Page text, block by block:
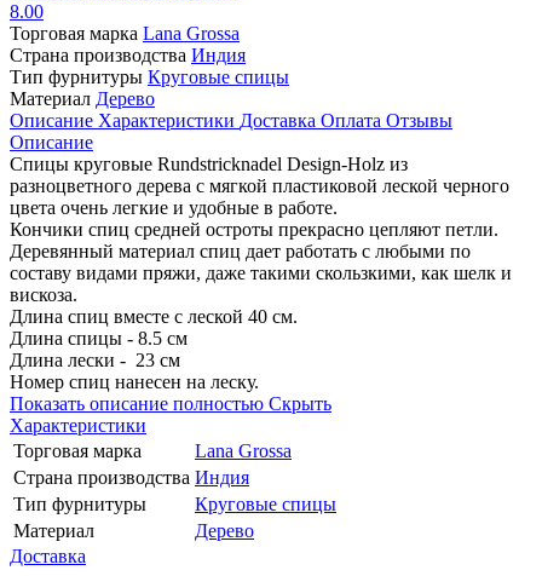
8.00
Торговая марка Lana Grossa
Страна производства Индия
Тип фурнитуры Круговые спицы
Материал Дерево
Описание Характеристики Доставка Оплата Отзывы
Описание
Спицы круговые Rundstricknadel Design-Holz из
разноцветного дерева с мягкой пластиковой леской черного
цвета очень легкие и удобные в работе.
Кончики спиц средней остроты прекрасно цепляют петли.
Деревянный материал спиц дает работать с любыми по
составу видами пряжи, даже такими скользкими, как шелк и
вискоза.
Длина спиц вместе с леской 40 см.
Длина спицы - 8.5 см
Длина лески - 23 см
Номер спиц нанесен на леску.
Показать описание полностью Скрыть
Характеристики
Торговая марка
Lana Grossa
Страна производства Индия
Тип фурнитуры
Круговые спицы
Материал
Дерево
Доставка